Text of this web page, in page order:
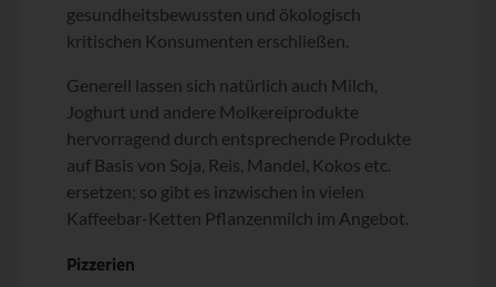
gesundheitsbewussten und ökologisch
kritischen Konsumenten erschließen.
Generell lassen sich natürlich auch Milch,
Joghurt und andere Molkereiprodukte
hervorragend durch entsprechende Produkte
auf Basis von Soja, Reis, Mandel, Kokos etc.
ersetzen; so gibt es inzwischen in vielen
Kaffeebar-Ketten Pflanzenmilch im Angebot.
Pizzerien